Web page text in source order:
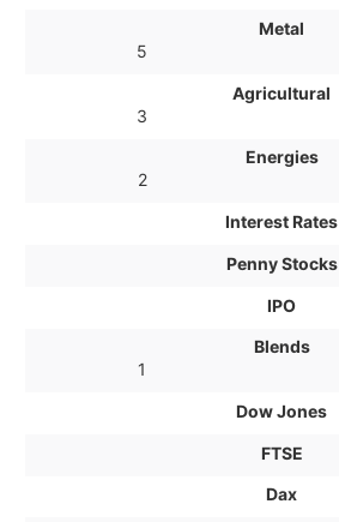
Metal
5
Agricultural
3
Energies
2
Interest Rates
Penny Stocks
IPO
Blends
1
Dow Jones
FTSE
Dax